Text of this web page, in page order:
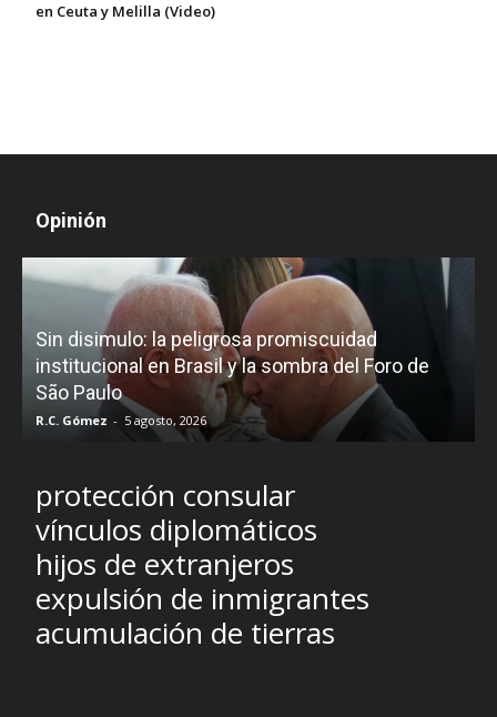
en Ceuta y Melilla (Video)
Opinión
Sin disimulo: la peligrosa promiscuidad
institucional en Brasil y la sombra del Foro de
São Paulo
R.C. Gómez - 5 agosto, 2026
protección consular
vínculos diplomáticos
hijos de extranjeros
expulsión de inmigrantes
acumulación de tierras